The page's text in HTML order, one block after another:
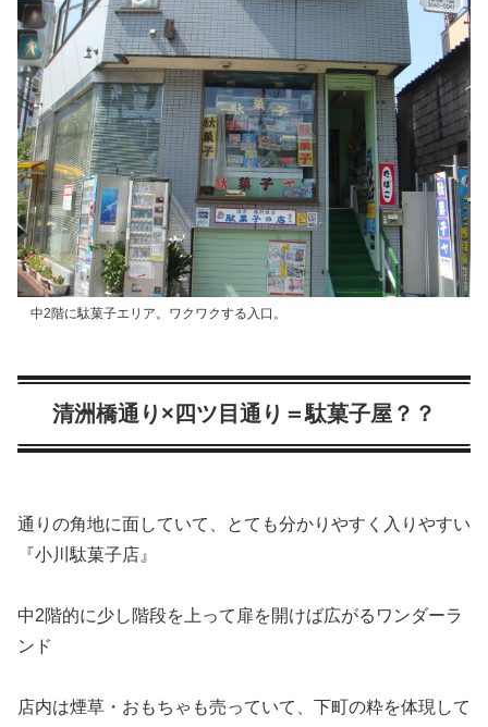
中2階に駄菓子エリア。ワクワクする入口。
清洲橋通り×四ツ目通り＝駄菓子屋？？
通りの角地に面していて、とても分かりやすく入りやすい
『小川駄菓子店』
中2階的に少し階段を上って扉を開けば広がるワンダーラ
ンド
店内は煙草・おもちゃも売っていて、下町の粋を体現して